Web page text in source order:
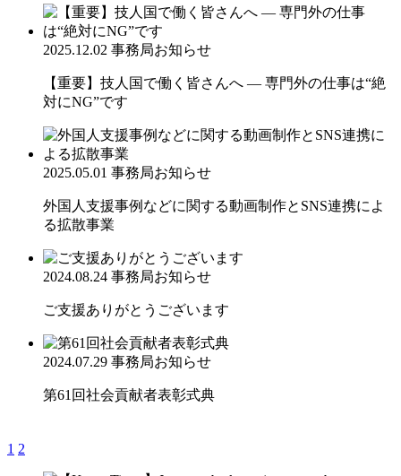
2025.12.02 事務局お知らせ
【重要】技人国で働く皆さんへ ― 専門外の仕事は“絶
対にNG”です
2025.05.01 事務局お知らせ
外国人支援事例などに関する動画制作とSNS連携によ
る拡散事業
2024.08.24 事務局お知らせ
ご支援ありがとうございます
2024.07.29 事務局お知らせ
第61回社会貢献者表彰式典
1 2